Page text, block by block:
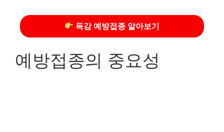
독감 예방접종 알아보기
예방접종의 중요성